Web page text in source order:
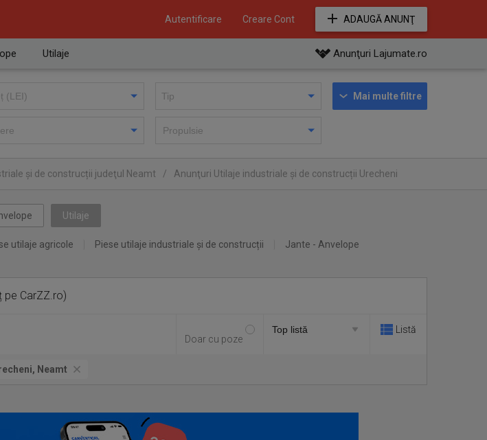
Autentificare Creare Cont ADAUGĂ ANUNŢ
Utilaje Anunţuri Lajumate.ro
Mai multe filtre
și de construcții judeţul Neamt / Anunţuri Utilaje industriale și de construcții Urecheni
Utilaje
utilaje agricole Piese utilaje industriale și de construcții Jante - Anvelope
pe CarZZ.ro)
Doar cu poze
Listă
Neamt